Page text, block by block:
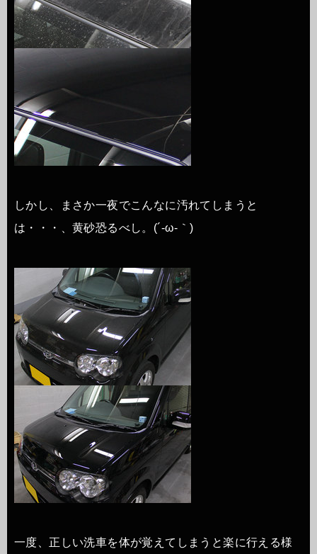
しかし、まさか一夜でこんなに汚れてしまうと
は・・・、黄砂恐るべし。(´-ω-｀)
一度、正しい洗車を体が覚えてしまうと楽に行える様